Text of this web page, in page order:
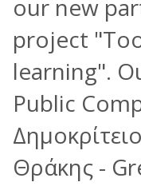
our new
project
learning".
Public
Θράκης -